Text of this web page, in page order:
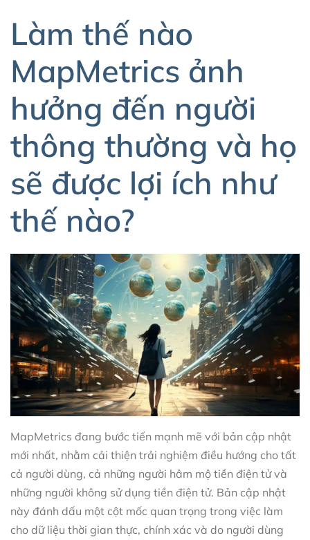
Làm thế nào
MapMetrics ảnh
hưởng đến người
thông thường và họ
sẽ được lợi ích như
thế nào?
MapMetrics đang bước tiến mạnh mẽ với bản cập nhật
mới nhất, nhằm cải thiện trải nghiệm điều hướng cho tất
cả người dùng, cả những người hâm mộ tiền điện tử và
những người không sử dụng tiền điện tử. Bản cập nhật
này đánh dấu một cột mốc quan trọng trong việc làm
cho dữ liệu thời gian thực, chính xác và do người dùng